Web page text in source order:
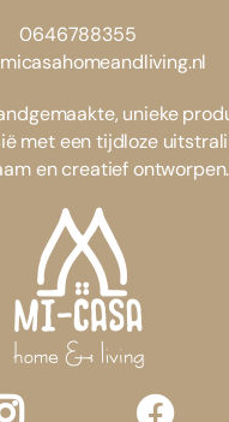
0646788355
unieke
met een tijdloze
en creatief ontworpen.